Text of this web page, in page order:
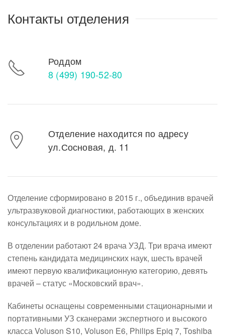
Контакты отделения
Роддом
8 (499) 190-52-80
Отделение находится по адресу
ул.Сосновая, д. 11
Отделение сформировано в 2015 г., объединив врачей
ультразвуковой диагностики, работающих в женских
консультациях и в родильном доме.
В отделении работают 24 врача УЗД. Три врача имеют
степень кандидата медицинских наук, шесть врачей
имеют первую квалификационную категорию, девять
врачей – статус «Московский врач».
Кабинеты оснащены современными стационарными и
портативными УЗ сканерами экспертного и высокого
класса Voluson S10, Voluson E6, Philips Epiq 7, Toshiba